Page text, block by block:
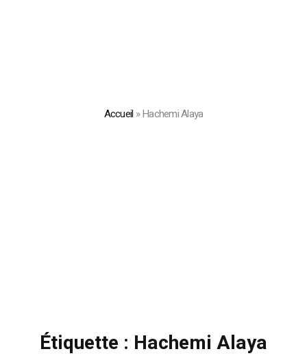
Accueil »Hachemi Alaya
Étiquette : Hachemi Alaya